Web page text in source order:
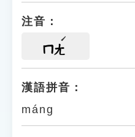
注音：
ㄇㄤ
漢語拼音：
máng